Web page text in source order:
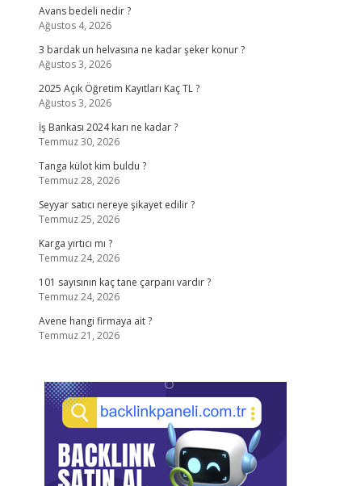
Avans bedeli nedir ?
Ağustos 4, 2026
3 bardak un helvasına ne kadar şeker konur ?
Ağustos 3, 2026
2025 Açık Öğretim Kayıtları Kaç TL ?
Ağustos 3, 2026
İş Bankası 2024 karı ne kadar ?
Temmuz 30, 2026
Tanga külot kim buldu ?
Temmuz 28, 2026
Seyyar satıcı nereye şikayet edilir ?
Temmuz 25, 2026
Karga yırtıcı mı ?
Temmuz 24, 2026
101 sayısının kaç tane çarpanı vardır ?
Temmuz 24, 2026
Avene hangi firmaya ait ?
Temmuz 21, 2026